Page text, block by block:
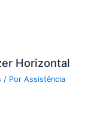
Horizontal
/ PorAssistência